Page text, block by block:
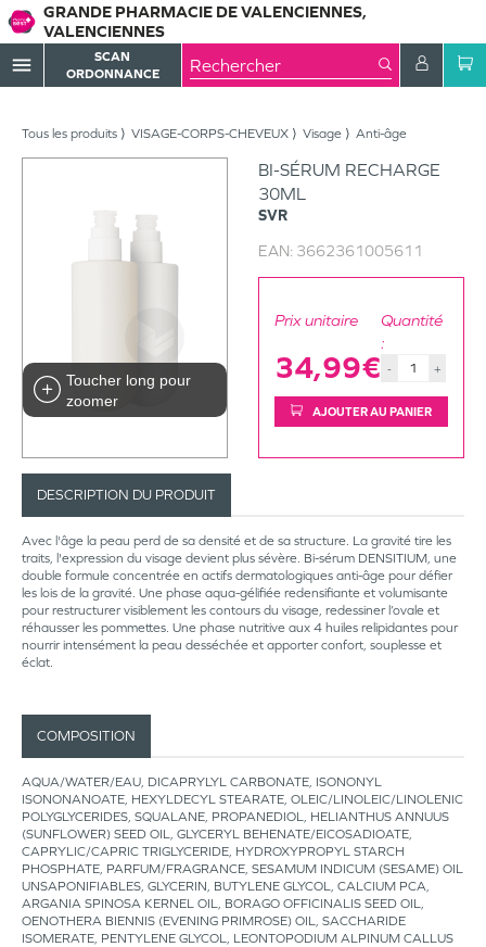
GRANDE PHARMACIE DE VALENCIENNES,
VALENCIENNES
menu
SCAN
ORDONNANCE
Tous les produits VISAGE-CORPS-CHEVEUX Visage Anti-âge
Toucher long pour
zoomer
BI-SÉRUM RECHARGE
30ML
SVR
EAN: 3662361005611
Prix unitaire
34,99€
Quantité
:
- +
AJOUTER AU PANIER
DESCRIPTION DU PRODUIT
Avec l'âge la peau perd de sa densité et de sa structure. La gravité tire les
traits, l'expression du visage devient plus sévère. Bi-sérum DENSITIUM, une
double formule concentrée en actifs dermatologiques anti-âge pour défier
les lois de la gravité. Une phase aqua-gélifiée redensifiante et volumisante
pour restructurer visiblement les contours du visage, redessiner l’ovale et
réhausser les pommettes. Une phase nutritive aux 4 huiles relipidantes pour
nourrir intensément la peau desséchée et apporter confort, souplesse et
éclat.
COMPOSITION
AQUA/WATER/EAU, DICAPRYLYL CARBONATE, ISONONYL
ISONONANOATE, HEXYLDECYL STEARATE, OLEIC/LINOLEIC/LINOLENIC
POLYGLYCERIDES, SQUALANE, PROPANEDIOL, HELIANTHUS ANNUUS
(SUNFLOWER) SEED OIL, GLYCERYL BEHENATE/EICOSADIOATE,
CAPRYLIC/CAPRIC TRIGLYCERIDE, HYDROXYPROPYL STARCH
PHOSPHATE, PARFUM/FRAGRANCE, SESAMUM INDICUM (SESAME) OIL
UNSAPONIFIABLES, GLYCERIN, BUTYLENE GLYCOL, CALCIUM PCA,
ARGANIA SPINOSA KERNEL OIL, BORAGO OFFICINALIS SEED OIL,
OENOTHERA BIENNIS (EVENING PRIMROSE) OIL, SACCHARIDE
ISOMERATE, PENTYLENE GLYCOL, LEONTOPODIUM ALPINUM CALLUS